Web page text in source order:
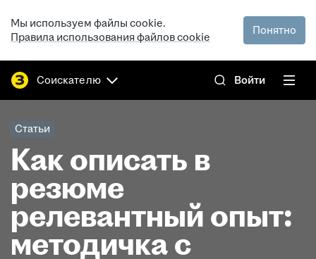
Мы используем файлы cookie.
Правила использования файлов cookie
Понятно
Соискателю Войти
Статьи
Как описать в
резюме
релевантный опыт:
методичка с